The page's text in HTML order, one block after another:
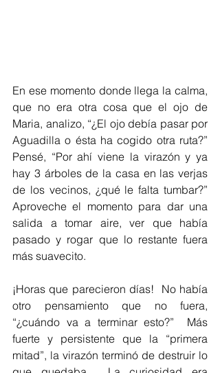
En ese momento donde llega la calma,
que no era otra cosa que el ojo de
Maria, analizo, “¿El ojo debía pasar por
Aguadilla o ésta ha cogido otra ruta?”
Pensé, “Por ahí viene la virazón y ya
hay 3 árboles de la casa en las verjas
de los vecinos, ¿qué le falta tumbar?”
Aproveche el momento para dar una
salida a tomar aire, ver que había
pasado y rogar que lo restante fuera
más suavecito.
¡Horas que parecieron días!  No había
otro pensamiento que no fuera,
“¿cuándo va a terminar esto?”  Más
fuerte y persistente que la “primera
mitad”, la virazón terminó de destruir lo